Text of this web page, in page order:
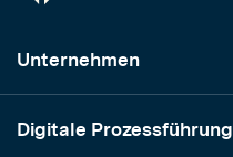
Unternehmen
Digitale Prozessführung